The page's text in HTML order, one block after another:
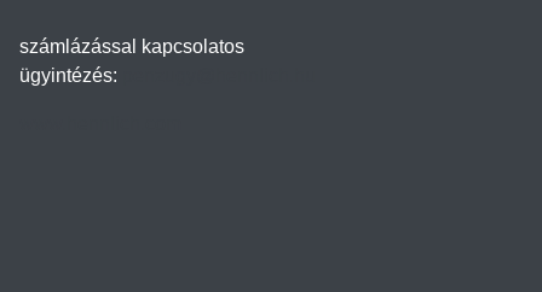
számlázással kapcsolatos
ügyintézés: